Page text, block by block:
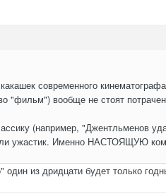
современного
"фильм") вообще не стоят
(например, "Джентльменов
ужастик. Именно НАСТОЯЩУЮ
из дридцати будет только